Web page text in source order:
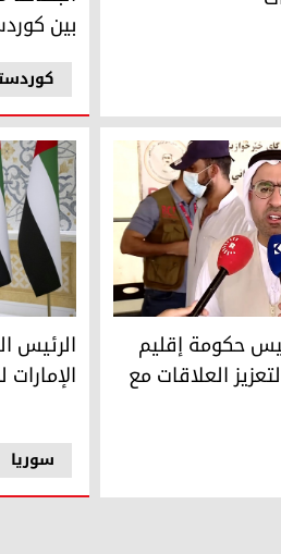
بين
إقليم كوردستان يسعى لتعزيز
حكومة إقليم
العلاقات مع
الرئيس
سوریا
الرئيس
الإمارات